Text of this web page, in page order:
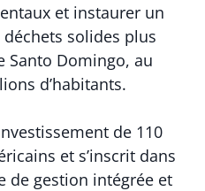
et instaurer un
solides plus
Santo Domingo, au
d’habitants.
de 110
et s’inscrit dans
de gestion intégrée et